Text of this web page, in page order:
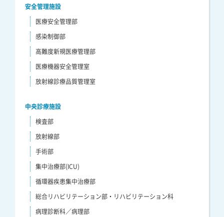
安全管理施設
医療安全管理部
感染制御部
高難度新規医療管理部
医療機器安全管理室
放射線診療品質管理室
中央診療施設
検査部
放射線部
手術部
集中治療部(ICU)
循環器疾患集中治療部
総合リハビリテーション部・リハビリテーション科
病理診断科／病理部